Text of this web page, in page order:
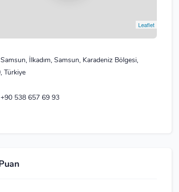
Leaflet
Samsun, İlkadım, Samsun, Karadeniz Bölgesi,
Türkiye
+90 538 657 69 93